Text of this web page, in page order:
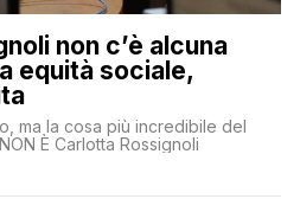
non c’è alcuna
equità sociale,
ma la cosa più incredibile del
È Carlotta Rossignoli